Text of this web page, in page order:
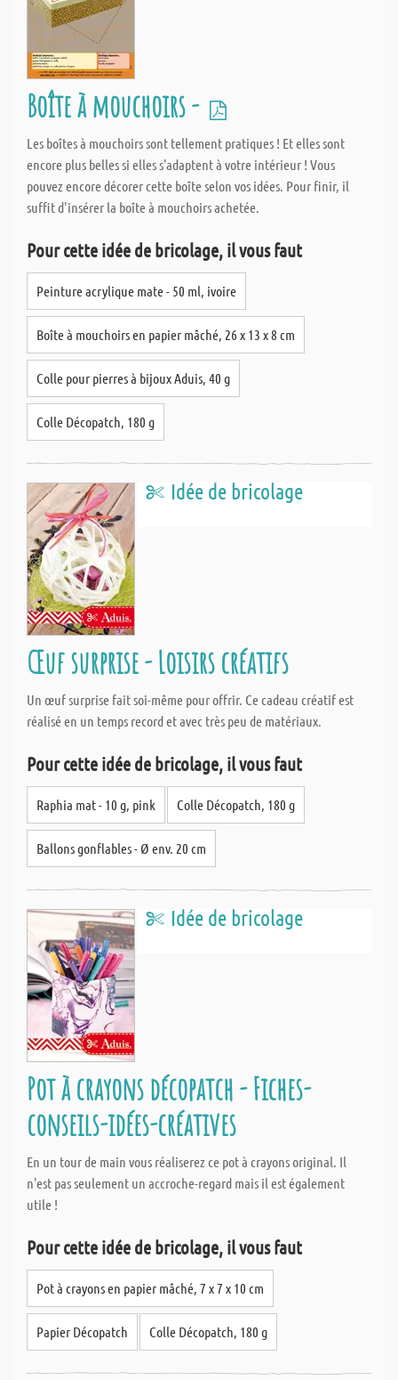
Boîte à mouchoirs -
Les boîtes à mouchoirs sont tellement pratiques ! Et elles sont
encore plus belles si elles s'adaptent à votre intérieur ! Vous
pouvez encore décorer cette boîte selon vos idées. Pour finir, il
suffit d'insérer la boîte à mouchoirs achetée.
Pour cette idée de bricolage, il vous faut
Peinture acrylique mate - 50 ml, ivoire
Boîte à mouchoirs en papier mâché, 26 x 13 x 8 cm
Colle pour pierres à bijoux Aduis, 40 g
Colle Décopatch, 180 g
Idée de bricolage
Œuf surprise - Loisirs créatifs
Un œuf surprise fait soi-même pour offrir. Ce cadeau créatif est
réalisé en un temps record et avec très peu de matériaux.
Pour cette idée de bricolage, il vous faut
Raphia mat - 10 g, pink Colle Décopatch, 180 g
Ballons gonflables - Ø env. 20 cm
Idée de bricolage
Pot à crayons décopatch - Fiches-
conseils-idées-créatives
En un tour de main vous réaliserez ce pot à crayons original. Il
n'est pas seulement un accroche-regard mais il est également
utile !
Pour cette idée de bricolage, il vous faut
Pot à crayons en papier mâché, 7 x 7 x 10 cm
Papier Décopatch Colle Décopatch, 180 g